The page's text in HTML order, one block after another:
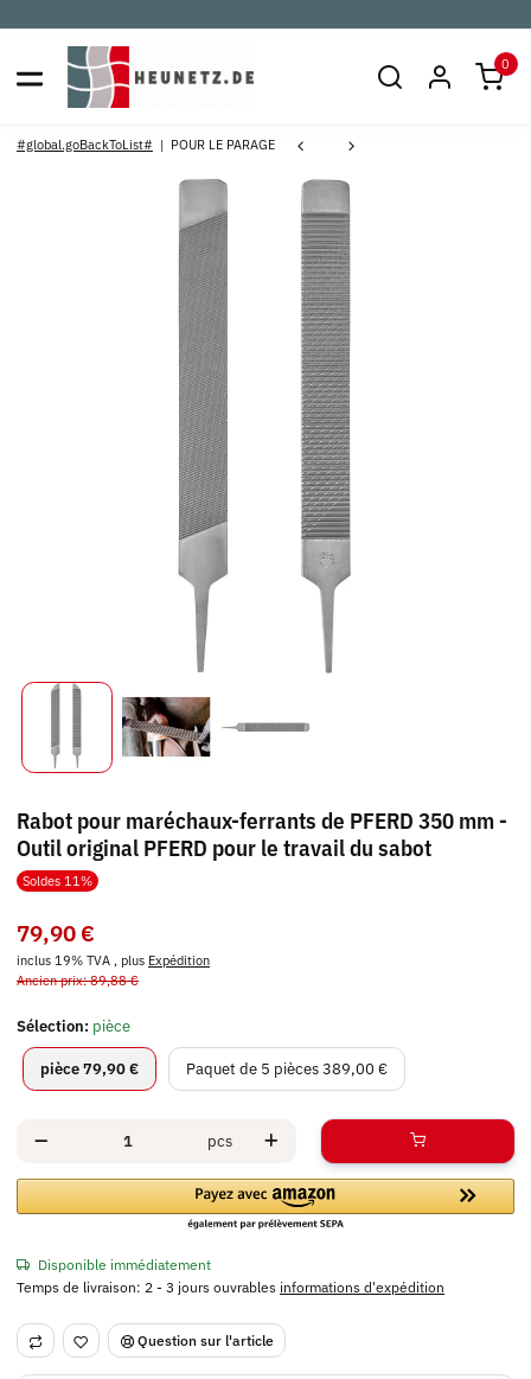
0
#global.goBackToList# POUR LE PARAGE
Rabot pour maréchaux-ferrants de PFERD 350 mm -
Outil original PFERD pour le travail du sabot
Soldes 11%
79,90 €
inclus 19% TVA , plus Expédition
Ancien prix: 89,88 €
Sélection: pièce
piècepièce
79,90 € Paquet de 5 piècesPaquet de 5 pièces
389,00 €
pcs
Disponible immédiatement
Temps de livraison: 2 - 3 jours ouvrables informations d'expédition
Question sur l'article